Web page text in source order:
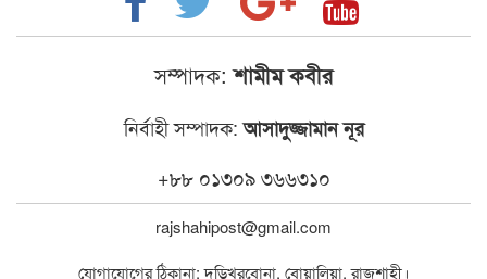
সম্পাদক: শামীম কবীর
নির্বাহী সম্পাদক:আসাদুজ্জামান নূর
+৮৮ ০১৩০৯ ৩৬৬৩১০
rajshahipost@gmail.com
যোগাযোগের ঠিকানা: দড়িখরবোনা, বোয়ালিয়া, রাজশাহী।